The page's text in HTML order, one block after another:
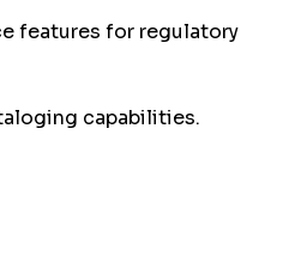
features for regulatory
capabilities.